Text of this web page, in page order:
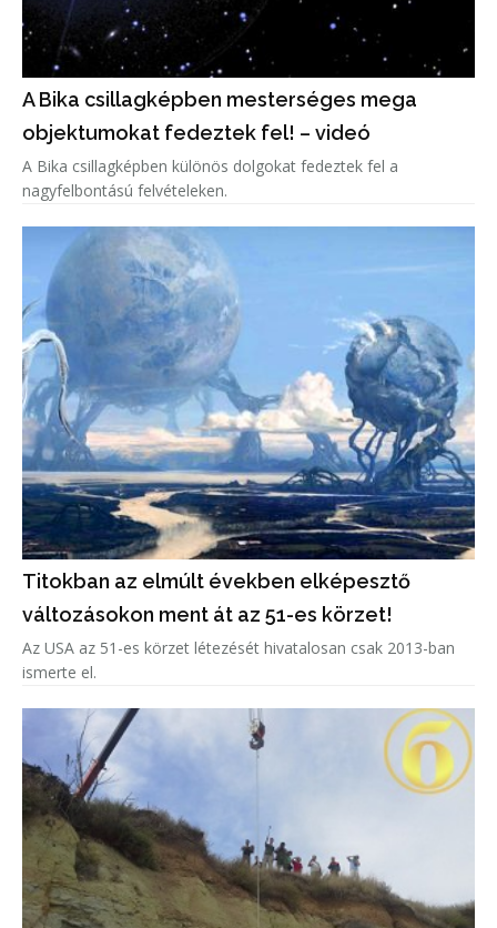
A Bika csillagképben mesterséges mega
objektumokat fedeztek fel! – videó
A Bika csillagképben különös dolgokat fedeztek fel a
nagyfelbontású felvételeken.
Titokban az elmúlt években elképesztő
változásokon ment át az 51-es körzet!
Az USA az 51-es körzet létezését hivatalosan csak 2013-ban
ismerte el.